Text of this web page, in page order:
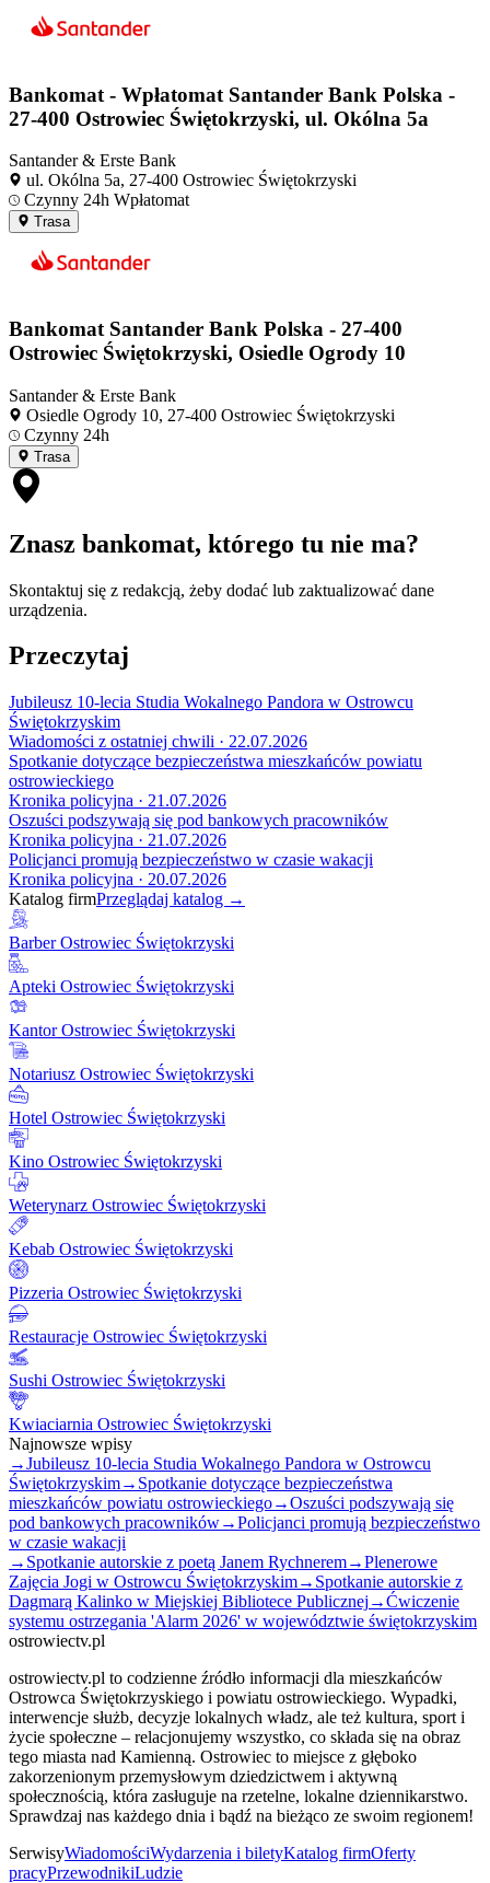
S&
Bankomat - Wpłatomat Santander Bank Polska -
27-400 Ostrowiec Świętokrzyski, ul. Okólna 5a
Santander & Erste Bank
ul. Okólna 5a, 27-400 Ostrowiec Świętokrzyski
Czynny 24h Wpłatomat
Trasa
Bankomat Santander Bank Polska - 27-400
Ostrowiec Świętokrzyski, Osiedle Ogrody 10
Santander & Erste Bank
Osiedle Ogrody 10, 27-400 Ostrowiec Świętokrzyski
Czynny 24h
Trasa
Znasz bankomat, którego tu nie ma?
Skontaktuj się z redakcją, żeby dodać lub zaktualizować dane
urządzenia.
Przeczytaj
Jubileusz 10-lecia Studia Wokalnego Pandora w Ostrowcu
Świętokrzyskim
Wiadomości z ostatniej chwili · 22.07.2026
Spotkanie dotyczące bezpieczeństwa mieszkańców powiatu
ostrowieckiego
Kronika policyjna · 21.07.2026
Oszuści podszywają się pod bankowych pracowników
Kronika policyjna · 21.07.2026
Policjanci promują bezpieczeństwo w czasie wakacji
Kronika policyjna · 20.07.2026
Katalog firmPrzeglądaj katalog →
Barber Ostrowiec Świętokrzyski
Apteki Ostrowiec Świętokrzyski
Kantor Ostrowiec Świętokrzyski
Notariusz Ostrowiec Świętokrzyski
Hotel Ostrowiec Świętokrzyski
Kino Ostrowiec Świętokrzyski
Weterynarz Ostrowiec Świętokrzyski
Kebab Ostrowiec Świętokrzyski
Pizzeria Ostrowiec Świętokrzyski
Restauracje Ostrowiec Świętokrzyski
Sushi Ostrowiec Świętokrzyski
Kwiaciarnia Ostrowiec Świętokrzyski
Najnowsze wpisy
→Jubileusz 10-lecia Studia Wokalnego Pandora w Ostrowcu
Świętokrzyskim→ Spotkanie dotyczące bezpieczeństwa
mieszkańców powiatu ostrowieckiego→Oszuści podszywają się
pod bankowych pracowników→Policjanci promują bezpieczeństwo
w czasie wakacji
→ Spotkanie autorskie z poetą Janem Rychnerem→Plenerowe
Zajęcia Jogi w Ostrowcu Świętokrzyskim→ Spotkanie autorskie z
Dagmarą Kalinko w Miejskiej Bibliotece Publicznej →Ćwiczenie
systemu ostrzegania 'Alarm 2026' w województwie świętokrzyskim
ostrowiectv.pl
ostrowiectv.pl to codzienne źródło informacji dla mieszkańców
Ostrowca Świętokrzyskiego i powiatu ostrowieckiego. Wypadki,
interwencje służb, decyzje lokalnych władz, ale też kultura, sport i
życie społeczne – relacjonujemy wszystko, co składa się na obraz
tego miasta nad Kamienną. Ostrowiec to miejsce z głęboko
zakorzenionym przemysłowym dziedzictwem i aktywną
społecznością, która zasługuje na rzetelne, lokalne dziennikarstwo.
Sprawdzaj nas każdego dnia i bądź na bieżąco ze swoim regionem!
SerwisyWiadomościWydarzenia i biletyKatalog firmOferty
pracyPrzewodnikiLudzie